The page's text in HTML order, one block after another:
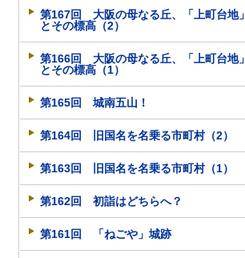
第167回 大阪の母なる丘、「上町台地」
とその標高（2）
第166回 大阪の母なる丘、「上町台地」
とその標高（1）
第165回 城南五山！
第164回 旧国名を名乗る市町村（2）
第163回 旧国名を名乗る市町村（1）
第162回 初詣はどちらへ？
第161回 「ねごや」城跡